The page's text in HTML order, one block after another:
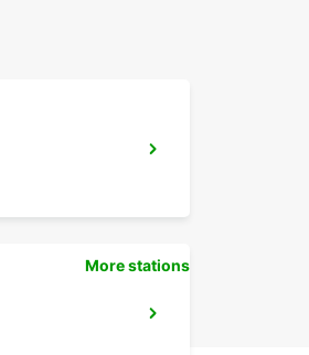
More stations